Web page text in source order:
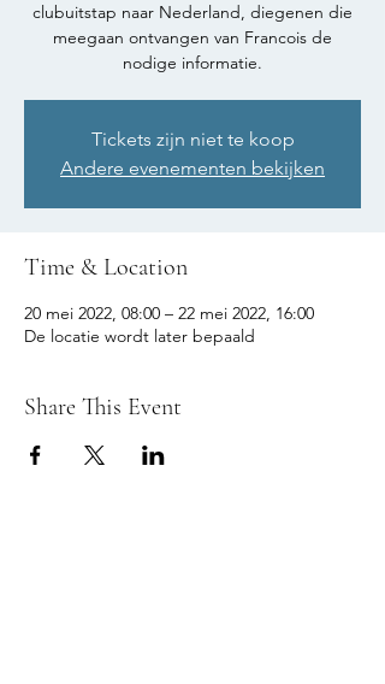
clubuitstap naar Nederland, diegenen die
meegaan ontvangen van Francois de
nodige informatie.
Tickets zijn niet te koop
Andere evenementen bekijken
Time & Location
20 mei 2022, 08:00 – 22 mei 2022, 16:00
De locatie wordt later bepaald
Share This Event